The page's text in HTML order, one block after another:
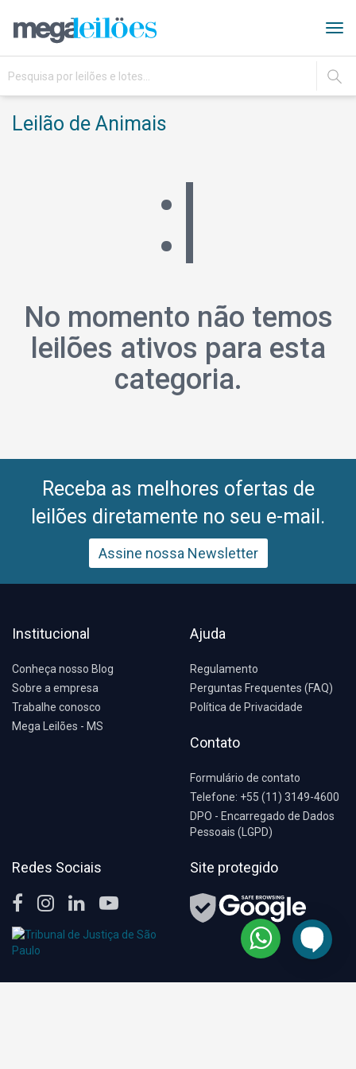
IR
Leilão de Animais
:|
No momento não temos
leilões ativos para esta
categoria.
Receba as melhores ofertas de
leilões diretamente no seu e-mail.
Assine nossa Newsletter
Institucional
Conheça nosso Blog
Sobre a empresa
Trabalhe conosco
Mega Leilões - MS
Ajuda
Regulamento
Perguntas Frequentes (FAQ)
Política de Privacidade
Contato
Formulário de contato
Telefone: +55 (11) 3149-4600
DPO - Encarregado de Dados
Pessoais (LGPD)
Redes Sociais Site protegido